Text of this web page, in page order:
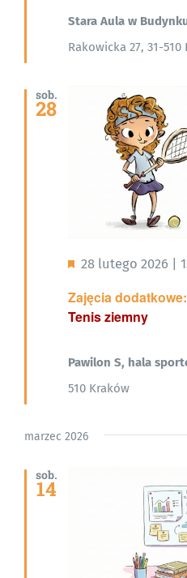
Stara Aula w
Rakowicka 27, 31-510
sob.
28
Zajęcia dodatkowe:
Tenis ziemny
Wyróżnione
28 lutego 2026 |
Pawilon S, hala
510 Kraków
marzec 2026
sob.
14